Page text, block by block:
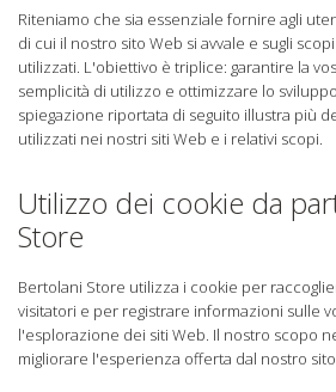
Riteniamo che sia essenziale fornire agli
di cui il nostro sito Web si avvale e sugli
utilizzati. L'obiettivo è triplice: garantire la
semplicità di utilizzo e ottimizzare lo
spiegazione riportata di seguito illustra più
utilizzati nei nostri siti Web e i relativi scopi.
Utilizzo dei cookie da
Store
Bertolani Store utilizza i cookie per
visitatori e per registrare informazioni sulle
l'esplorazione dei siti Web. Il nostro scopo
migliorare l'esperienza offerta dal nostro